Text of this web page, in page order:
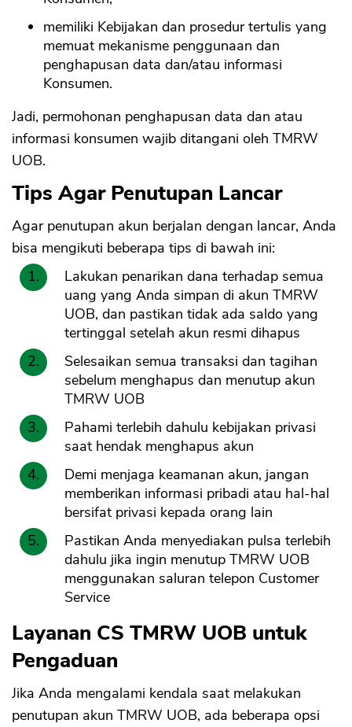
memiliki Kebijakan dan prosedur tertulis yang
memuat mekanisme penggunaan dan
penghapusan data dan/atau informasi
Konsumen.
Jadi, permohonan penghapusan data dan atau
informasi konsumen wajib ditangani oleh TMRW
UOB.
Tips Agar Penutupan Lancar
Agar penutupan akun berjalan dengan lancar, Anda
bisa mengikuti beberapa tips di bawah ini:
Lakukan penarikan dana terhadap semua
uang yang Anda simpan di akun TMRW
UOB, dan pastikan tidak ada saldo yang
tertinggal setelah akun resmi dihapus
Selesaikan semua transaksi dan tagihan
sebelum menghapus dan menutup akun
TMRW UOB
Pahami terlebih dahulu kebijakan privasi
saat hendak menghapus akun
Demi menjaga keamanan akun, jangan
memberikan informasi pribadi atau hal-hal
bersifat privasi kepada orang lain
Pastikan Anda menyediakan pulsa terlebih
dahulu jika ingin menutup TMRW UOB
menggunakan saluran telepon Customer
Service
Layanan CS TMRW UOB untuk
Pengaduan
Jika Anda mengalami kendala saat melakukan
penutupan akun TMRW UOB, ada beberapa opsi